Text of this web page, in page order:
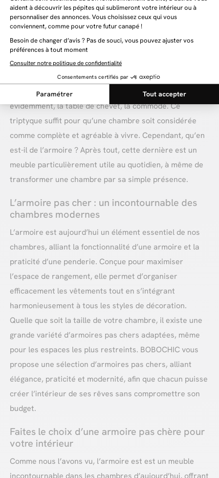
Dans la chambre, il existe des meubles que l’on
considère comme indispensables : le lit, bien
évidemment, la table de chevet, la commode. Ce
triptyque suffit pour qu’une chambre soit considérée
comme complète et agréable à vivre. Cependant, qu’en
est-il de l’armoire ? Après tout, cette dernière est un
meuble particulièrement utile au quotidien, à même de
transformer une chambre par sa simple présence.
L’armoire pas cher : un incontournable des
chambres modernes
L’armoire est aujourd’hui un élément essentiel de nos
chambres, alliant la fonctionnalité d’une armoire et la
praticité d’une penderie. Conçue pour maximiser
l’espace de rangement, elle permet d’organiser
efficacement les vêtements tout en s’intégrant
harmonieusement à tous les styles de décoration.
Quelle que soit la taille de votre chambre, il existe une
grande variété d’armoires pas chers adaptées, même
pour les espaces les plus restreints. BOBOCHIC vous
propose une sélection d’armoires pas chers, alliant
élégance, praticité et modernité, afin que chacun puisse
créer l’intérieur de ses rêves sans compromettre son
budget.
Faites le choix d’une armoire pas chère pour
votre intérieur
Comme nous l’avons vu, l’armoire est est un meuble
incontournable dans les chambres d’aujourd’hui, offrant